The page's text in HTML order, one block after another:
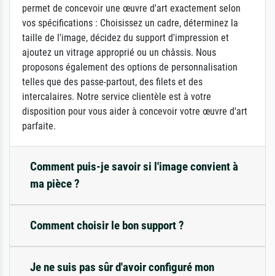
permet de concevoir une œuvre d'art exactement selon
vos spécifications : Choisissez un cadre, déterminez la
taille de l'image, décidez du support d'impression et
ajoutez un vitrage approprié ou un châssis. Nous
proposons également des options de personnalisation
telles que des passe-partout, des filets et des
intercalaires. Notre service clientèle est à votre
disposition pour vous aider à concevoir votre œuvre d'art
parfaite.
Comment puis-je savoir si l'image convient à
ma pièce ?
Comment choisir le bon support ?
Je ne suis pas sûr d'avoir configuré mon